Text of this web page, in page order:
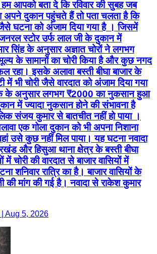
हम आपको बता दे कि रविवार की सुबह जब
अपने दुकान पहुंचते हैं तो पता चलता है कि
घटना को अंजाम दिया गया है । जिसमें
स्टोर उर्फ लाल जी के दुकान में
सिंह के अनुसार अज्ञात चोरों ने लगभग
के सामानों का चोरी किया है और कुछ नगद
रहा। इसके अलावा बस्ती बीघा बाजार के
में भी चोरी जैसे वारदात को अंजाम दिया गया
के अनुसार लगभग ₹2000 का नुकसान हुआ
में ज्यादा नुकसान होने की संभावना है
संजय कुमार से बातचीत नहीं हो पाया ।
एक गोला दुकान को भी अपना निशाना
उसे कुछ नहीं मिल पाया। यह घटना नवादा
और हिसुआ थाना क्षेत्र के बस्ती बीघा
चोरी की वारदात से बाजार वासियों में
शनिवार रात्रि का है। बाजार वासियों के
की मांग की गई है। नवादा से राकेश कुमार
Aug 5, 2026